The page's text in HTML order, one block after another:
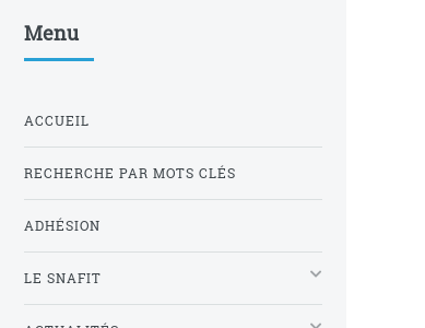
Menu
ACCUEIL
RECHERCHE PAR MOTS CLÉS
ADHÉSION
LE SNAFIT